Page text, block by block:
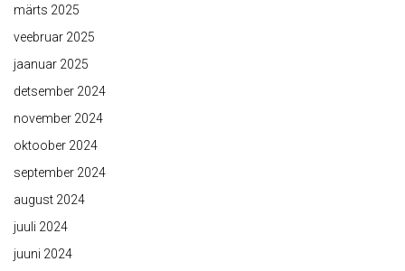
märts 2025
veebruar 2025
jaanuar 2025
detsember 2024
november 2024
oktoober 2024
september 2024
august 2024
juuli 2024
juuni 2024